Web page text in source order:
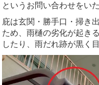
というお問い合わせをい
庇は玄関・勝手口・掃き
ため、雨樋の劣化が起き
したり、雨だれ跡が黒く